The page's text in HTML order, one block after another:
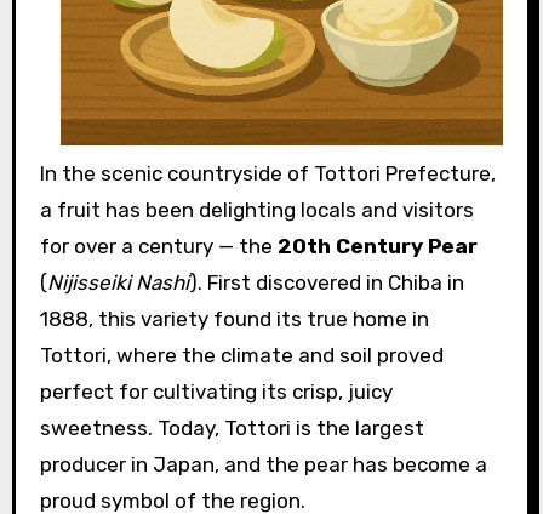
In the scenic countryside of Tottori Prefecture,
a fruit has been delighting locals and visitors
for over a century — the 20th Century Pear
(Nijisseiki Nashi). First discovered in Chiba in
1888, this variety found its true home in
Tottori, where the climate and soil proved
perfect for cultivating its crisp, juicy
sweetness. Today, Tottori is the largest
producer in Japan, and the pear has become a
proud symbol of the region.